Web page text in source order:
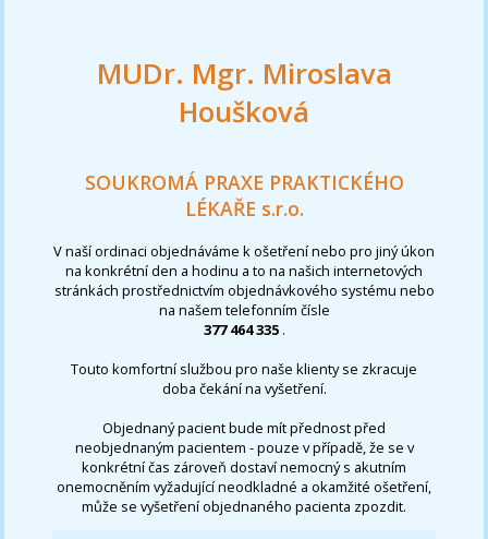
MUDr. Mgr. Miroslava
Houšková
SOUKROMÁ PRAXE PRAKTICKÉHO
LÉKAŘE s.r.o.
V naší ordinaci objednáváme k ošetření nebo pro jiný úkon
na konkrétní den a hodinu a to na našich internetových
stránkách prostřednictvím objednávkového systému nebo
na našem telefonním čísle
377 464 335 .
Touto komfortní službou pro naše klienty se zkracuje
doba čekání na vyšetření.
Objednaný pacient bude mít přednost před
neobjednaným pacientem - pouze v případě, že se v
konkrétní čas zároveň dostaví nemocný s akutním
onemocněním vyžadující neodkladné a okamžité ošetření,
může se vyšetření objednaného pacienta zpozdit.